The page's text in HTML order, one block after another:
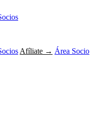
Afíliate → Área Socio